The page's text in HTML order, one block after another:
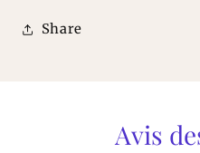
Share
Avis